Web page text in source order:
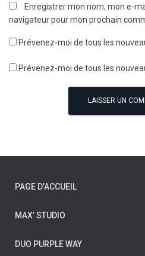
Enregistrer mon nom, mon e-
navigateur pour mon prochain
Prévenez-moi de tous les
Prévenez-moi de tous les
PAGE D’ACCUEIL
MAX’ STUDIO
DUO PURPLE WAY